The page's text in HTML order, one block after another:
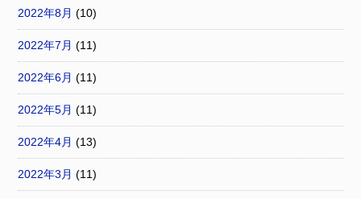
2022年8月 (10)
2022年7月 (11)
2022年6月 (11)
2022年5月 (11)
2022年4月 (13)
2022年3月 (11)